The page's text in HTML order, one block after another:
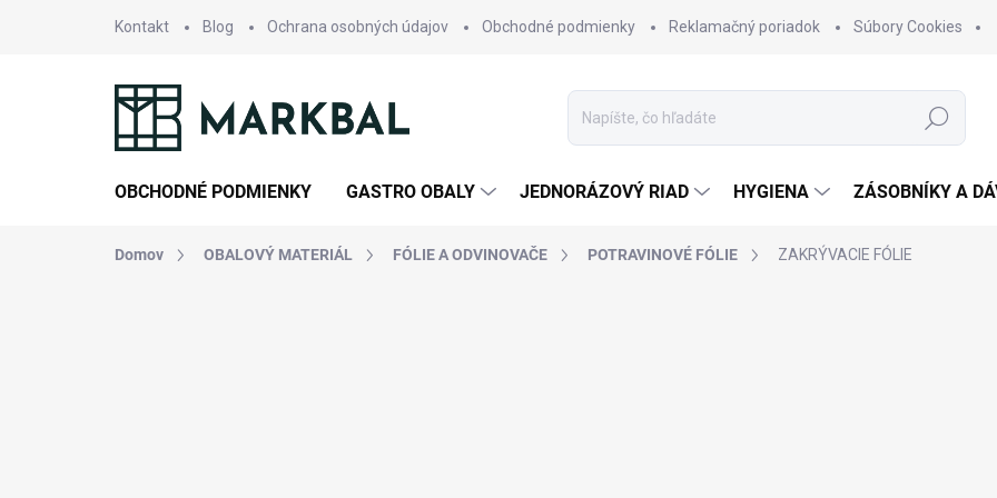
Kontakt Blog Ochrana osobných údajov Obchodné podmienky Reklamačný poriadok Súbory Cookies
Hľadať
OBCHODNÉ PODMIENKY GASTRO OBALY JEDNORÁZOVÝ RIAD HYGIENA ZÁSOBNÍKY A
Domov OBALOVÝ MATERIÁL FÓLIE A ODVINOVAČE POTRAVINOVÉ FÓLIE ZAKRÝVACIE FÓLIE